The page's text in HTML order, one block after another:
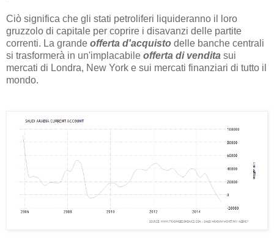
Ciò significa che gli stati petroliferi liquideranno il loro
gruzzolo di capitale per coprire i disavanzi delle partite
correnti. La grande offerta d'acquisto delle banche centrali
si trasformerà in un'implacabile offerta di vendita sui
mercati di Londra, New York e sui mercati finanziari di tutto il
mondo.